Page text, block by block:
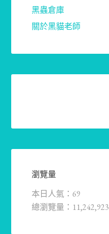
黑蟲倉庫
關於黑貓老師
瀏覽量
本日人氣：69
總瀏覽量：11,242,923